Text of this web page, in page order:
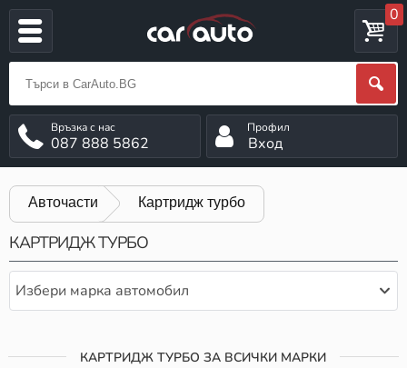
0
087 888 5862 Вход
Авточасти Картридж турбо
КАРТРИДЖ ТУРБО
Избери марка автомобил
КАРТРИДЖ ТУРБО ЗА ВСИЧКИ МАРКИ